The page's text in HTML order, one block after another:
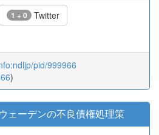
1 + 0 Twitter
pid/999966
)
ェーデンの不良債権処理策